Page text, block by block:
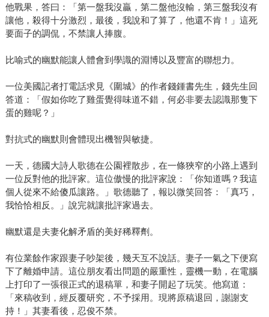
他戰果，答曰：「第一盤我沒贏，第二盤他沒輸，第三盤我沒有
讓他，殺得十分激烈，最後，我說和了算了，他還不肯！」這死
要面子的調侃，不禁讓人捧腹。
比喻式的幽默能讓人體會到學識的淵博以及豐富的聯想力。
一位美國記者打電話求見《圍城》的作者錢鍾書先生，錢先生回
答道：「假如你吃了雞蛋覺得味道不錯，何必非要去認識那隻下
蛋的雞呢？」
對抗式的幽默則會體現出機智與敏捷。
一天，德國大詩人歌德在公園裡散步，在一條狹窄的小路上遇到
一位反對他的批評家。這位傲慢的批評家說：「你知道嗎？我這
個人從來不給傻瓜讓路。」歌德聽了，報以微笑回答：「真巧，
我恰恰相反。」說完就讓批評家過去。
幽默還是夫妻化解矛盾的美好稀釋劑。
有位業餘作家跟妻子吵架後，幾天互不說話。妻子一氣之下便寫
下了離婚申請。這位朋友看出問題的嚴重性，靈機一動，在電腦
上打印了一張很正式的退稿單，和妻子開起了玩笑。他寫道：
「來稿收到，經反覆研究，不予採用。現將原稿退回，謝謝支
持！」其妻看後，忍俊不禁。